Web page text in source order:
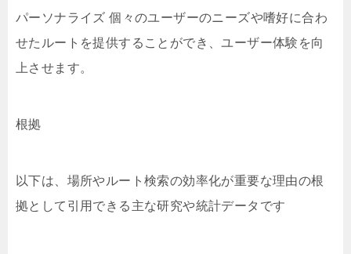
パーソナライズ 個々のユーザーのニーズや嗜好に合わ
せたルートを提供することができ、ユーザー体験を向
上させます。
根拠
以下は、場所やルート検索の効率化が重要な理由の根
拠として引用できる主な研究や統計データです